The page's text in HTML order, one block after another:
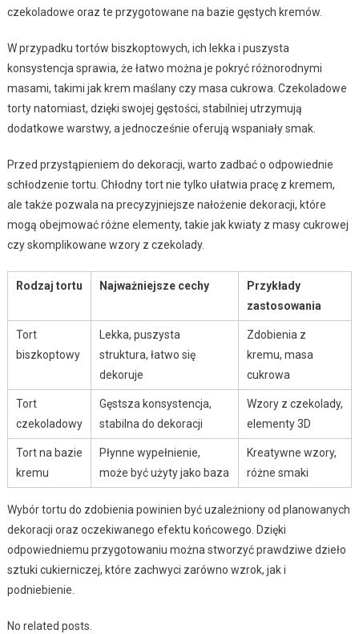
czekoladowe oraz te przygotowane na bazie gęstych kremów.
W przypadku tortów biszkoptowych, ich lekka i puszysta
konsystencja sprawia, że łatwo można je pokryć różnorodnymi
masami, takimi jak krem maślany czy masa cukrowa. Czekoladowe
torty natomiast, dzięki swojej gęstości, stabilniej utrzymują
dodatkowe warstwy, a jednocześnie oferują wspaniały smak.
Przed przystąpieniem do dekoracji, warto zadbać o odpowiednie
schłodzenie tortu. Chłodny tort nie tylko ułatwia pracę z kremem,
ale także pozwala na precyzyjniejsze nałożenie dekoracji, które
mogą obejmować różne elementy, takie jak kwiaty z masy cukrowej
czy skomplikowane wzory z czekolady.
Rodzaj tortu Najważniejsze cechy
Przykłady
zastosowania
Tort
biszkoptowy
Lekka, puszysta
struktura, łatwo się
dekoruje
Zdobienia z
kremu, masa
cukrowa
Tort
czekoladowy
Gęstsza konsystencja,
stabilna do dekoracji
Wzory z czekolady,
elementy 3D
Tort na bazie
kremu
Płynne wypełnienie,
może być użyty jako baza
Kreatywne wzory,
różne smaki
Wybór tortu do zdobienia powinien być uzależniony od planowanych
dekoracji oraz oczekiwanego efektu końcowego. Dzięki
odpowiedniemu przygotowaniu można stworzyć prawdziwe dzieło
sztuki cukierniczej, które zachwyci zarówno wzrok, jak i
podniebienie.
No related posts.